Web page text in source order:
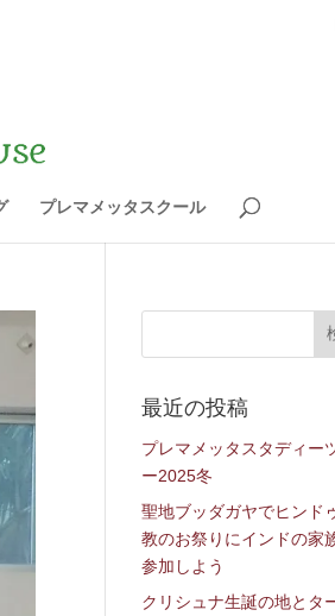
プレマメッタスクール
最近の投稿
プレマメッタスタディー
ー2025冬
聖地ブッダガヤでヒンド
教のお祭りにインドの家
参加しよう
クリシュナ生誕の地とタ